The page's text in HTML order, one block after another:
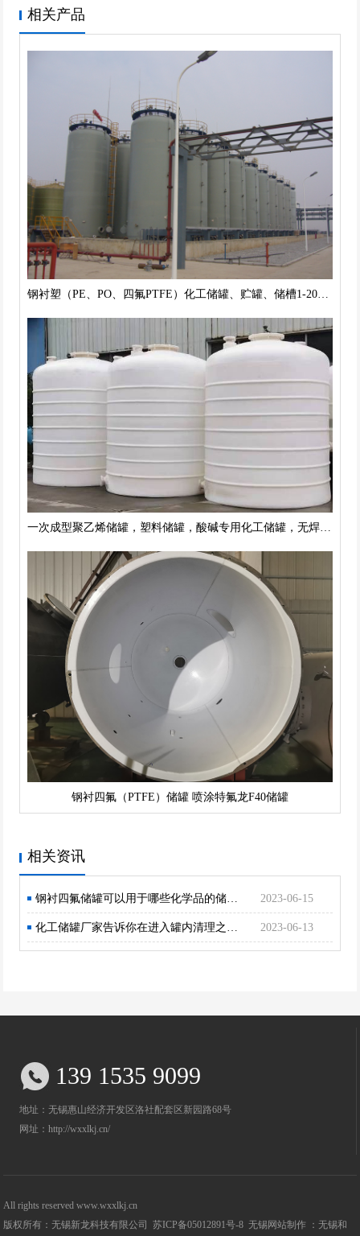
相关产品
钢衬塑（PE、PO、四氟PTFE）化工储罐、贮罐、储槽1-200m3
钢衬四氟（PTFE）储罐 喷涂特氟龙F40储罐
相关资讯
钢衬四氟储罐可以用于哪些化学品的储存？ 2023-06-15
化工储罐厂家告诉你在进入罐内清理之前须佩戴好防护用品来预防有毒物质 2023-06-13
139 1535 9099
地址：无锡惠山经济开发区洛社配套区新园路68号
网址：http://wxxlkj.cn/
All rights reserved www.wxxlkj.cn
版权所有：无锡新龙科技有限公司苏ICP备05012891号-8 无锡网站制作 ：无锡和